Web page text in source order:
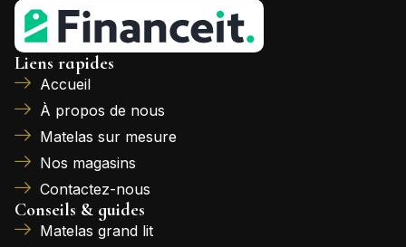
Liens rapides
Accueil
À propos de nous
Matelas sur mesure
Nos magasins
Contactez-nous
Conseils & guides
Matelas grand lit